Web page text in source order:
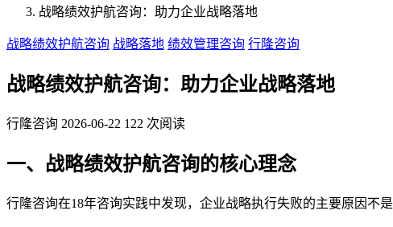
战略绩效护航咨询：助力企业战略落地
战略绩效护航咨询 战略落地 绩效管理咨询 行隆咨询
战略绩效护航咨询：助力企业战略落地
行隆咨询 2026-06-22 122 次阅读
一、战略绩效护航咨询的核心理念
行隆咨询在18年咨询实践中发现，企业战略执行失败的主要原因不